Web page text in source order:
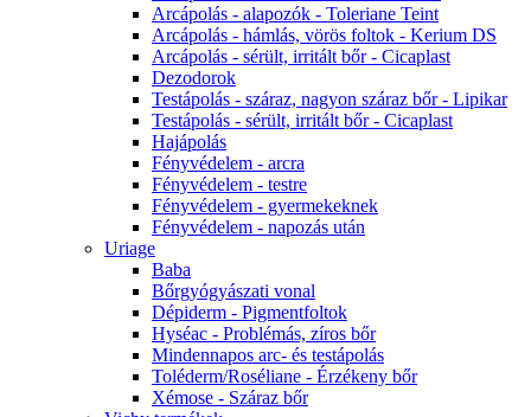
Arcápolás - alapozók - Toleriane Teint
Arcápolás - hámlás, vörös foltok - Kerium DS
Arcápolás - sérült, irritált bőr - Cicaplast
Dezodorok
Testápolás - száraz, nagyon száraz bőr - Lipikar
Testápolás - sérült, irritált bőr - Cicaplast
Hajápolás
Fényvédelem - arcra
Fényvédelem - testre
Fényvédelem - gyermekeknek
Fényvédelem - napozás után
Uriage
Baba
Bőrgyógyászati vonal
Dépiderm - Pigmentfoltok
Hyséac - Problémás, zíros bőr
Mindennapos arc- és testápolás
Toléderm/Roséliane - Érzékeny bőr
Xémose - Száraz bőr